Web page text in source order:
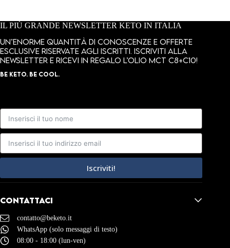
IL PIÙ GRANDE NEWSLETTER KETO IN ITALIA
Un’enorme quantità di conoscenze e offerte
esclusive riservate agli iscritti. Iscriviti alla
newsletter e ricevi in regalo l’olio MCT C8+C10!
BE KETO. BE COOL.
Iscriviti!
Contattaci
contatto@beketo.it
WhatsApp (solo messaggi di testo)
08:00 - 18:00 (lun-ven)